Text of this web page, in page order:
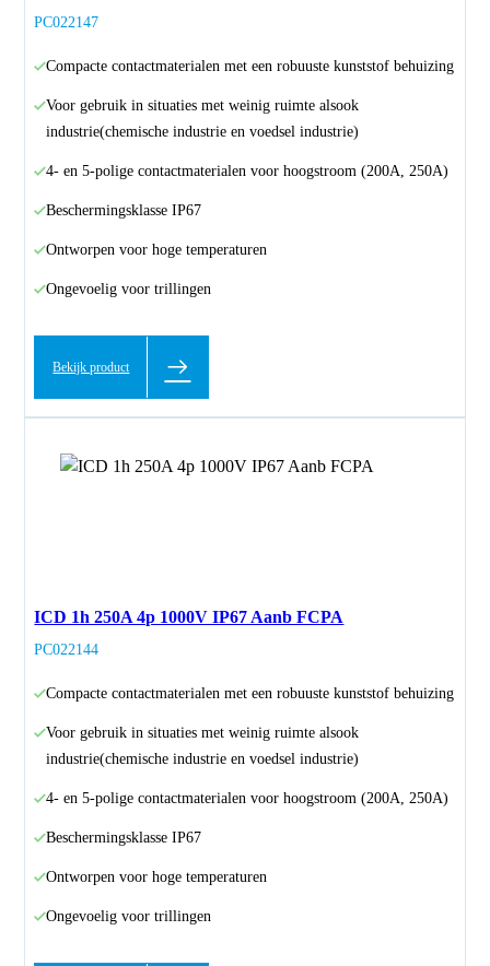
PC022147
Compacte contactmaterialen met een robuuste kunststof behuizing
Voor gebruik in situaties met weinig ruimte alsook
industrie(chemische industrie en voedsel industrie)
4- en 5-polige contactmaterialen voor hoogstroom (200A, 250A)
Beschermingsklasse IP67
Ontworpen voor hoge temperaturen
Ongevoelig voor trillingen
Bekijk product
ICD 1h 250A 4p 1000V IP67 Aanb FCPA
PC022144
Compacte contactmaterialen met een robuuste kunststof behuizing
Voor gebruik in situaties met weinig ruimte alsook
industrie(chemische industrie en voedsel industrie)
4- en 5-polige contactmaterialen voor hoogstroom (200A, 250A)
Beschermingsklasse IP67
Ontworpen voor hoge temperaturen
Ongevoelig voor trillingen